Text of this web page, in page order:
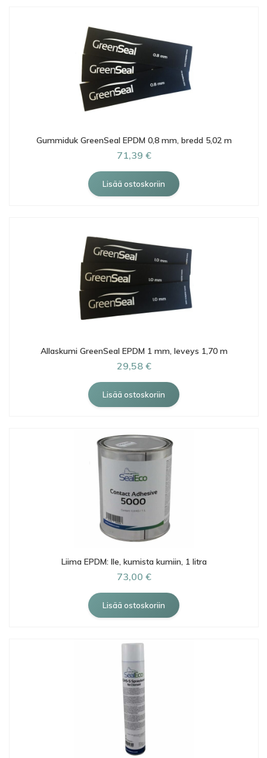
Gummiduk GreenSeal EPDM 0,8 mm, bredd 5,02 m
71,39 €
Allaskumi GreenSeal EPDM 1 mm, leveys 1,70 m
29,58 €
Liima EPDM: lle, kumista kumiin, 1 litra
73,00 €